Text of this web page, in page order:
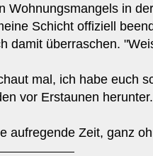
Wohnungsmangels in
Schicht offiziell
damit überraschen.
mal, ich habe euch
vor Erstaunen
aufregende Zeit, ganz